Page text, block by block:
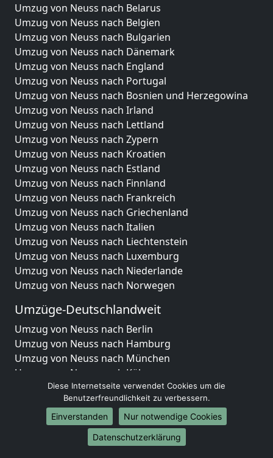
Umzug von Neuss nach Belarus
Umzug von Neuss nach Belgien
Umzug von Neuss nach Bulgarien
Umzug von Neuss nach Dänemark
Umzug von Neuss nach England
Umzug von Neuss nach Portugal
Umzug von Neuss nach Bosnien und Herzegowina
Umzug von Neuss nach Irland
Umzug von Neuss nach Lettland
Umzug von Neuss nach Zypern
Umzug von Neuss nach Kroatien
Umzug von Neuss nach Estland
Umzug von Neuss nach Finnland
Umzug von Neuss nach Frankreich
Umzug von Neuss nach Griechenland
Umzug von Neuss nach Italien
Umzug von Neuss nach Liechtenstein
Umzug von Neuss nach Luxemburg
Umzug von Neuss nach Niederlande
Umzug von Neuss nach Norwegen
Umzüge-Deutschlandweit
Umzug von Neuss nach Berlin
Umzug von Neuss nach Hamburg
Umzug von Neuss nach München
Umzug von Neuss nach Köln
Umzug von Neuss nach Frankfurt am Main
Umzug von Neuss nach Stuttgart
Umzug von Neuss nach Düsseldorf
Umzug von Neuss nach Leipzig
Umzug von Neuss nach Dortmund
Diese Internetseite verwendet Cookies um die
Benutzerfreundlichkeit zu verbessern.
Einverstanden
Nur notwendige Cookies
Datenschutzerklärung